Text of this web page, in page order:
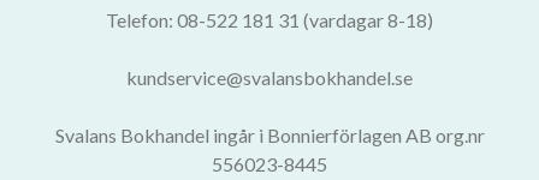
Telefon: 08-522 181 31 (vardagar 8-18)
kundservice@svalansbokhandel.se
Svalans Bokhandel ingår i Bonnierförlagen AB org.nr
556023-8445